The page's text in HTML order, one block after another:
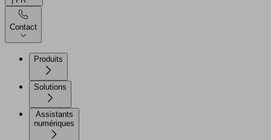
Contact
Produits
Solutions
Assistants
numériques